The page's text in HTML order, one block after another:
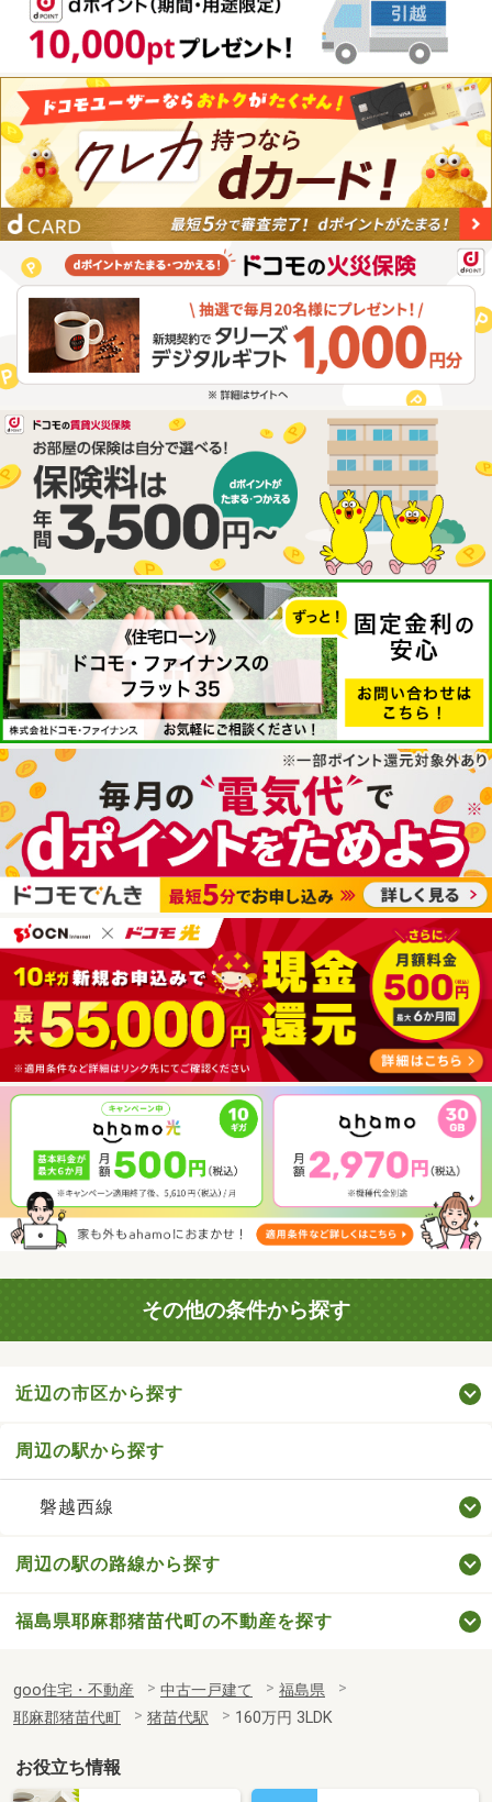
その他の条件から探す
近辺の市区から探す
周辺の駅から探す
磐越西線
周辺の駅の路線から探す
福島県耶麻郡猪苗代町の不動産を探す
goo住宅・不動産 中古一戸建て
福島県
耶麻郡猪苗代町
猪苗代駅 160万円 3LDK
お役立ち情報